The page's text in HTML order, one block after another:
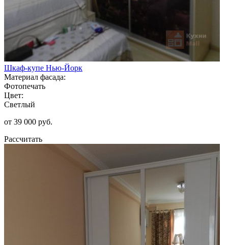
Шкаф-купе Нью-Йорк
Материал фасада:
Фотопечать
Цвет:
Светлый
от 39 000 руб.
Рассчитать